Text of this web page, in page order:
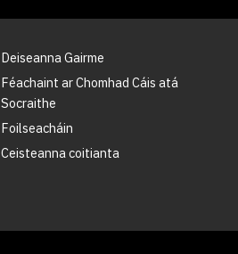
Deiseanna Gairme
Féachaint ar Chomhad Cáis atá
Socraithe
Foilseacháin
Ceisteanna coitianta